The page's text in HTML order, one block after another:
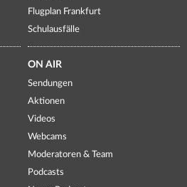
Flugplan Frankfurt
Schulausfälle
ON AIR
Sendungen
Aktionen
Videos
Webcams
Moderatoren & Team
Podcasts